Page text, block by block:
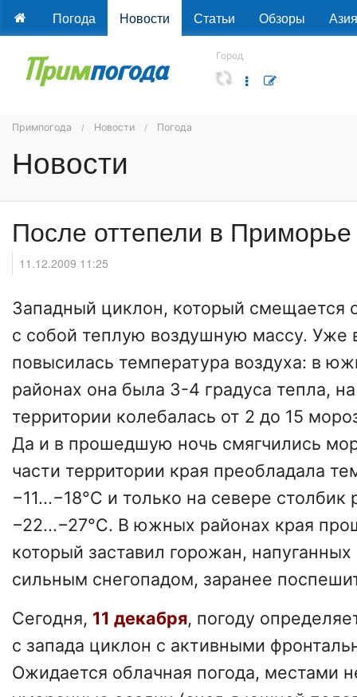
Погода Новости Статьи Обзоры Азия
Город
Примпогода Новости Погода
Новости
После оттепели в
11.12.2009 11:25
Западный циклон, который смещается
с собой теплую воздушную массу. Уже
повысилась температура воздуха: в
районах она была 3-4 градуса тепла,
территории колебалась от 2 до 15
Да и в прошедшую ночь смягчились
части территории края преобладала
−11...−18°C и только на севере столбик
−22...−27°C. В южных районах края
который заставил горожан,
сильным снегопадом, заранее
Сегодня, 11 декабря, погоду
с запада циклон с активными
Ожидается облачная погода, местами